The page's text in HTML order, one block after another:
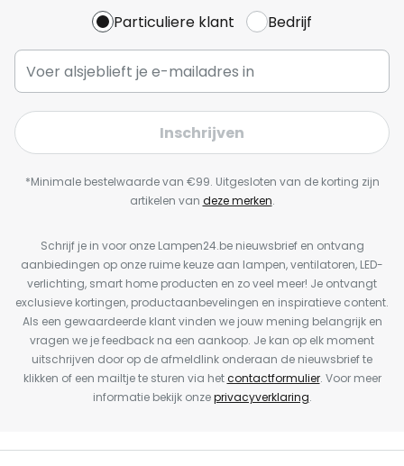
Particuliere klant Bedrijf
Inschrijven
*Minimale bestelwaarde van €99. Uitgesloten van de korting zijn
artikelen van deze merken.
Schrijf je in voor onze Lampen24.be nieuwsbrief en ontvang
aanbiedingen op onze ruime keuze aan lampen, ventilatoren, LED-
verlichting, smart home producten en zo veel meer! Je ontvangt
exclusieve kortingen, productaanbevelingen en inspiratieve content.
Als een gewaardeerde klant vinden we jouw mening belangrijk en
vragen we je feedback na een aankoop. Je kan op elk moment
uitschrijven door op de afmeldlink onderaan de nieuwsbrief te
klikken of een mailtje te sturen via hetcontactformulier. Voor meer
informatie bekijk onzeprivacyverklaring.